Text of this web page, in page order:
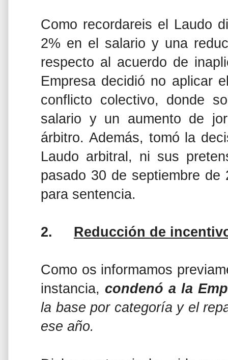
Como recordareis el Laudo
2% en el salario y una
respecto al acuerdo de
Empresa decidió no aplicar
conflicto colectivo, donde
salario y un aumento de
árbitro. Además, tomó la
Laudo arbitral, ni sus
pasado 30 de septiembre
para sentencia.
2. Reducción de
Como os informamos
instancia,condenó a la
la base por categoría y el
ese año.